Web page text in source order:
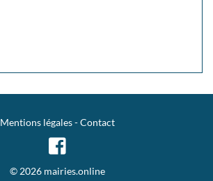
Mentions légales-Contact
© 2026 mairies.online